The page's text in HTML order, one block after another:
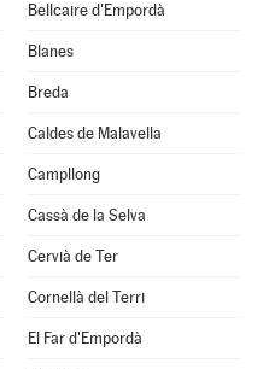
Bellcaire d'Empordà
Blanes
Breda
Caldes de Malavella
Campllong
Cassà de la Selva
Cervià de Ter
Cornellà del Terri
El Far d'Empordà